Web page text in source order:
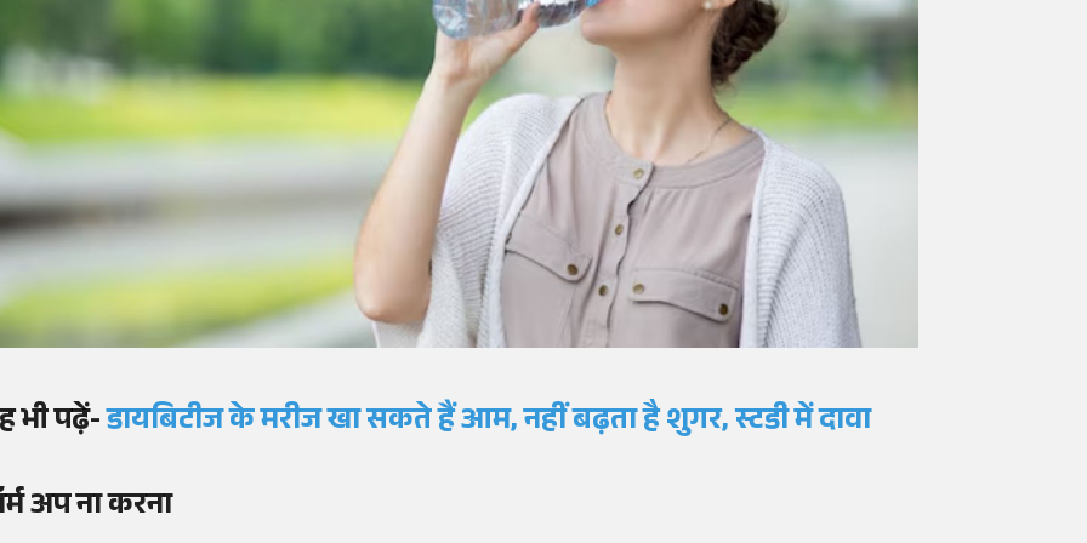
भी पढ़ें-डायबिटीजके मरीज खा सकते हैं आम, नहीं बढ़ता हैशुगर,स्टडीमें दावा
अप ना करना